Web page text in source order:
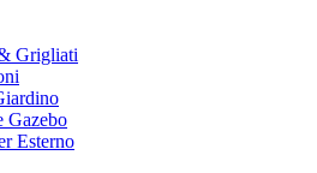
Grigliati
Gazebo
Esterno